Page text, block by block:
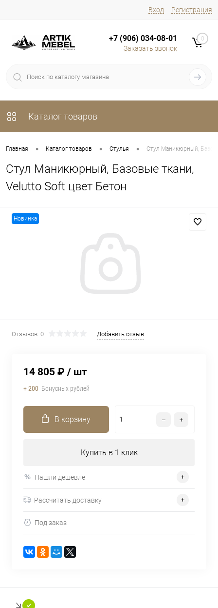
Вход Регистрация
+7 (906) 034-08-01
Заказать звонок
0
Каталог товаров
Главная • Каталог товаров • Стулья • Стул Маникюрный,
Стул Маникюрный, Базовые ткани,
Velutto Soft цвет Бетон
Новинка
Отзывов: 0 Добавить отзыв
14 805 ₽ / шт
+ 200 Бонусных рублей
В корзину
Купить в 1 клик
Нашли дешевле
Рассчитать доставку
Под заказ